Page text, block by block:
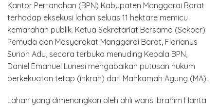
Kantor Pertanahan (BPN) Kabupaten Manggarai Barat
terhadap eksekusi lahan seluas 11 hektare memicu
kemarahan publik. Ketua Sekretariat Bersama (Sekber)
Pemuda dan Masyarakat Manggarai Barat, Florianus
Surion Adu, secara terbuka menuding Kepala BPN,
Daniel Emanuel Lunesi mengabaikan putusan hukum
berkekuatan tetap (inkrah) dari Mahkamah Agung (MA).
​Lahan yang dimenangkan oleh ahli waris Ibrahim Hanta